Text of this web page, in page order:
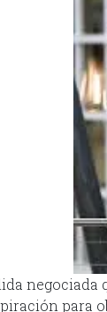
negociada
para